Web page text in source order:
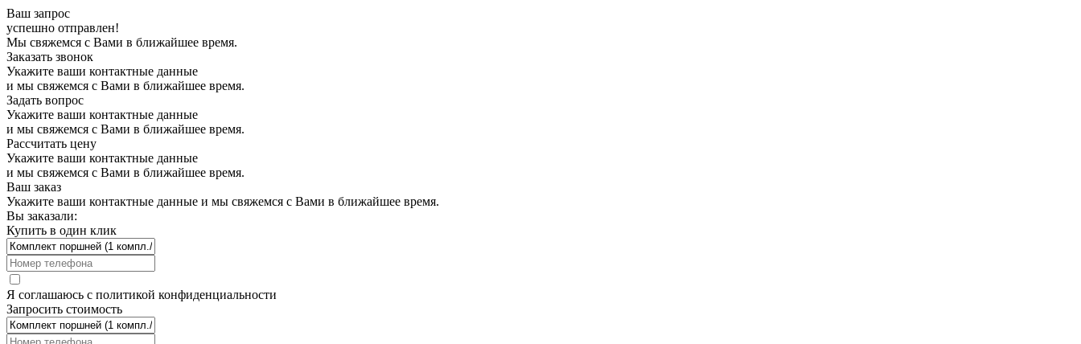
Ваш запрос
успешно отправлен!
Мы свяжемся с Вами в ближайшее время.
Заказать звонок
Укажите ваши контактные данные
и мы свяжемся с Вами в ближайшее время.
Задать вопрос
Укажите ваши контактные данные
и мы свяжемся с Вами в ближайшее время.
Рассчитать цену
Укажите ваши контактные данные
и мы свяжемся с Вами в ближайшее время.
Ваш заказ
Укажите ваши контактные данные и мы свяжемся с Вами в ближайшее время.
Вы заказали:
Купить в один клик
Я соглашаюсь с политикой конфиденциальности
Запросить стоимость